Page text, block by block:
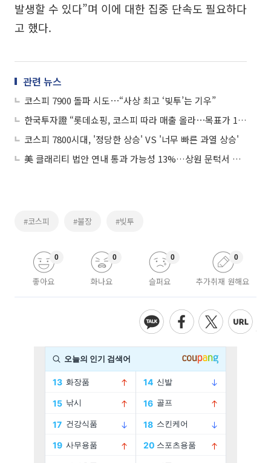
발생할 수 있다”며 이에 대한 집중 단속도 필요하다
고 했다.
관련 뉴스
코스피 7900 돌파 시도⋯“사상 최고 ‘빚투’는 기우”
한국투자證 “롯데쇼핑, 코스피 따라 매출 올라⋯목표가 12만원→20만원”
코스피 7800시대, '정당한 상승' VS '너무 빠른 과열 상승'
美 클래리티 법안 연내 통과 가능성 13%…상원 문턱서 제동
#코스피 #불장 #빚투
좋아요
0
화나요
0
슬퍼요
0
추가취재 원해요
0